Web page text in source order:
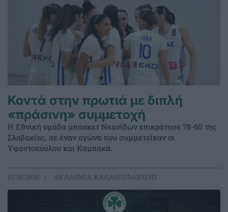
Κοντά στην πρωτιά με διπλή
«πράσινη» συμμετοχή
Η Εθνική ομάδα μπάσκετ Νεανίδων επικράτησε 78-60 της
Σλοβακίας, σε έναν αγώνα που συμμετείχαν οι
Υφαντοπούλου και Καμπακά.
02.08.2026 ΑΚΑΔΗΜΙΑ ΚΑΛΑΘΟΣΦΑΙΡΙΣΗΣ